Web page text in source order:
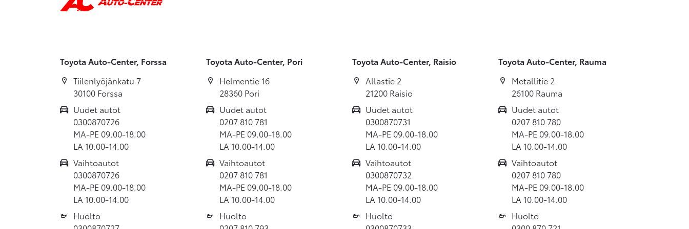
Toyota Auto-Center, Forssa
Tiilenlyöjänkatu 7
30100 Forssa
Uudet autot
0300870726
MA-PE 09.00-18.00
LA 10.00-14.00
Vaihtoautot
0300870726
MA-PE 09.00-18.00
LA 10.00-14.00
Huolto
Toyota Auto-Center, Pori
Helmentie 16
28360 Pori
Uudet autot
0207 810 781
MA-PE 09.00-18.00
LA 10.00-14.00
Vaihtoautot
0207 810 781
MA-PE 09.00-18.00
LA 10.00-14.00
Huolto
Toyota Auto-Center, Raisio
Allastie 2
21200 Raisio
Uudet autot
0300870731
MA-PE 09.00-18.00
LA 10.00-14.00
Vaihtoautot
0300870732
MA-PE 09.00-18.00
LA 10.00-14.00
Huolto
Toyota Auto-Center, Rauma
Metallitie 2
26100 Rauma
Uudet autot
0207 810 780
MA-PE 09.00-18.00
LA 10.00-14.00
Vaihtoautot
0207 810 780
MA-PE 09.00-18.00
LA 10.00-14.00
Huolto